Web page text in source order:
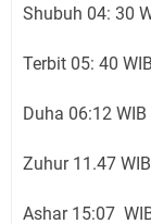
Shubuh 04: 30
Terbit 05: 40 WIB
Duha 06:12 WIB
Zuhur 11.47 WIB
Ashar 15:07